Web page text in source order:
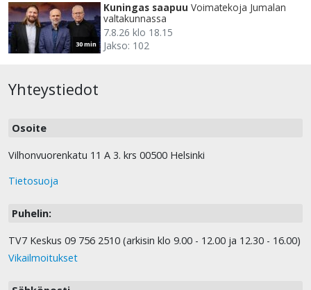
30 min
Kuningas saapuu Voimatekoja Jumalan
valtakunnassa
7.8.26 klo 18.15
Jakso: 102
Yhteystiedot
Osoite
Vilhonvuorenkatu 11 A 3. krs 00500 Helsinki
Tietosuoja
Puhelin:
TV7 Keskus 09 756 2510 (arkisin klo 9.00 - 12.00 ja 12.30 - 16.00)
Vikailmoitukset